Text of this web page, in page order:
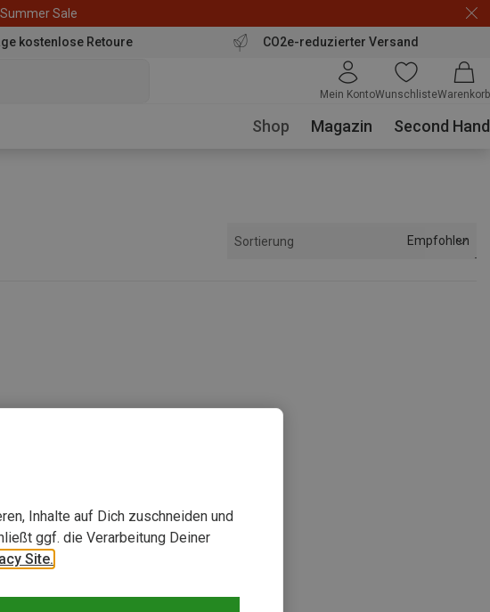
Sale
kostenlose Retoure CO2e-reduzierter Versand
Mein KontoWunschlisteWarenkorb
Shop Magazin Second Hand
Sortierung Empfohlen
Inhalte auf Dich zuschneiden und
ggf. die Verarbeitung Deiner
Site.